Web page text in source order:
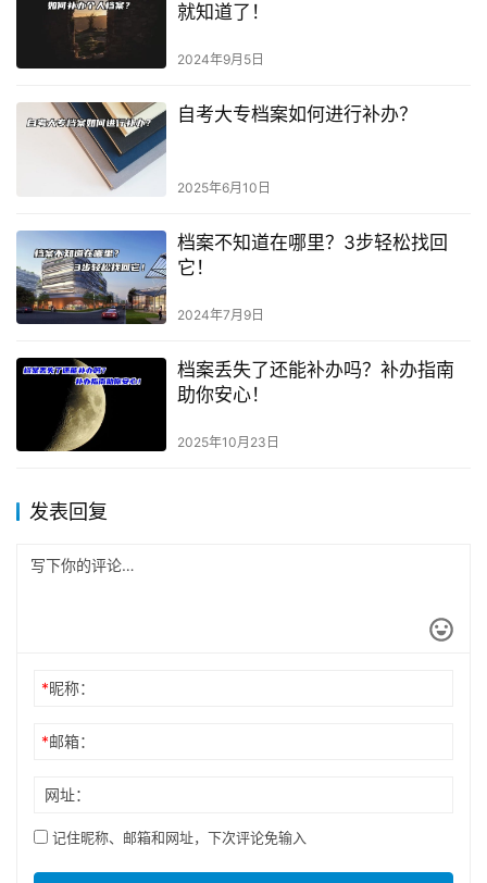
就知道了！
2024年9月5日
自考大专档案如何进行补办？
2025年6月10日
档案不知道在哪里？3步轻松找回
它！
2024年7月9日
档案丢失了还能补办吗？补办指南
助你安心！
2025年10月23日
发表回复
*昵称：
*邮箱：
网址：
记住昵称、邮箱和网址，下次评论免输入